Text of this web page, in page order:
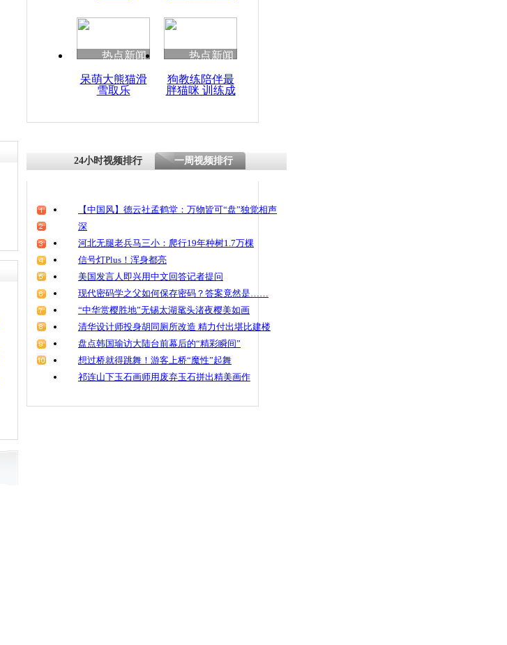
魂
热点新闻
呆萌大熊猫滑
雪取乐
热点新闻
狗教练陪伴最
胖猫咪 训练成
24小时视频排行 一周视频排行
【中国风】德云社孟鹤堂：万物皆可“盘”独觉相声
深
河北无腿老兵马三小：爬行19年种树1.7万棵
信号灯Plus！浑身都亮
美国发言人即兴用中文回答记者提问
现代密码学之父如何保存密码？答案竟然是……
“中华赏樱胜地”无锡太湖鼋头渚夜樱美如画
清华设计师投身胡同厕所改造 精力付出堪比建楼
盘点韩国瑜访大陆台前幕后的“精彩瞬间”
想过桥就得跳舞！游客上桥“魔性”起舞
祁连山下玉石画师用废弃玉石拼出精美画作